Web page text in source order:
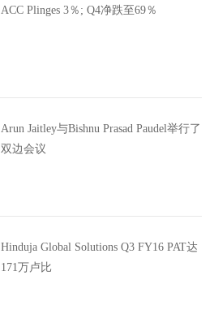
ACC Plinges 3％; Q4净跌至69％
Arun Jaitley与Bishnu Prasad Paudel举行了
双边会议
Hinduja Global Solutions Q3 FY16 PAT达
171万卢比